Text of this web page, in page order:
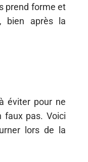
prend forme et
bien après la
éviter pour ne
faux pas. Voici
lors de la